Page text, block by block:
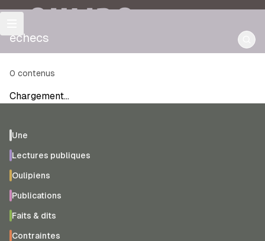
OULIPO
echecs
0 contenus
Chargement…
Une
Lectures publiques
Oulipiens
Publications
Faits & dits
Contraintes